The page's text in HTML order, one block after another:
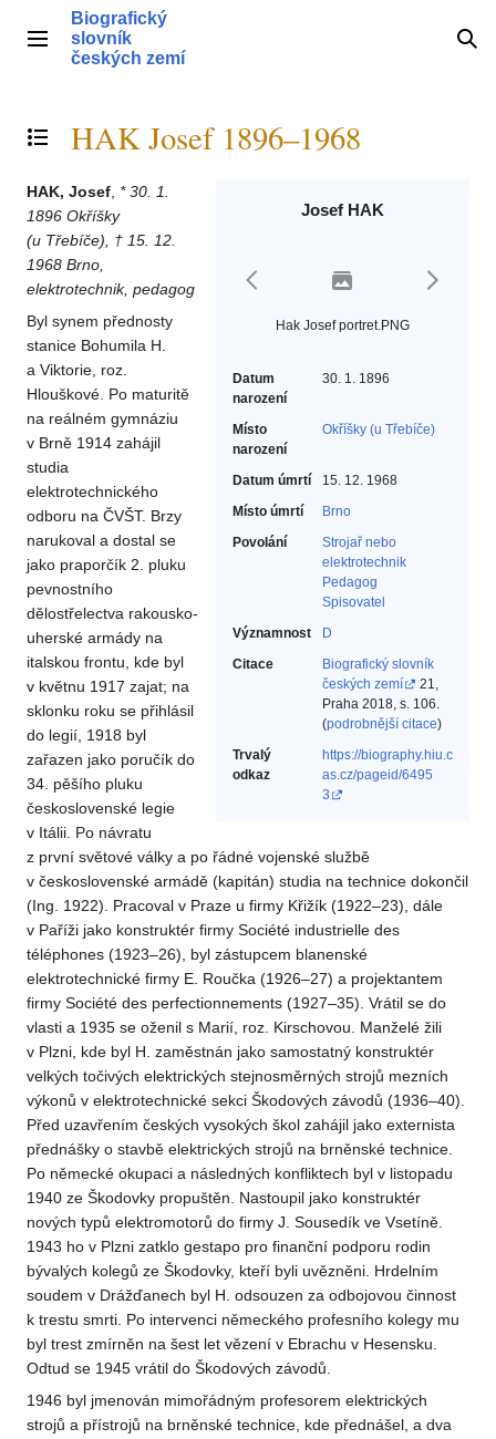
obsahHlavní menu
Biografický
slovník
českých zemí
Přepnout obsah
HAK Josef 1896–1968
Josef HAK
Hak Josef portret.PNG
Datum
narození
30. 1. 1896
Místo
narození
Okříšky (u Třebíče)
Datum úmrtí
15. 12. 1968
Místo úmrtí
Brno
Povolání
Strojař nebo
elektrotechnik‎
Pedagog‎
Spisovatel‎
Významnost
D
Citace
Biografický slovník
českých zemí
21,
Praha 2018, s. 106.
(podrobnější citace)
Trvalý
odkaz
https://biography.hiu.c
as.cz/pageid/6495
3
HAK, Josef * 30. 1.
1896 Okříšky
(u Třebíče), † 15. 12.
1968 Brno,
elektrotechnik, pedagog
Byl synem přednosty
stanice Bohumila H.
a Viktorie, roz.
Hlouškové. Po maturitě
na reálném gymnáziu
v Brně 1914 zahájil
studia
elektrotechnického
odboru na ČVŠT. Brzy
narukoval a dostal se
jako praporčík 2. pluku
pevnostního
dělostřelectva rakousko-
uherské armády na
italskou frontu, kde byl
v květnu 1917 zajat; na
sklonku roku se přihlásil
do legií, 1918 byl
zařazen jako poručík do
34. pěšího pluku
československé legie
v Itálii. Po návratu
z první světové války a po řádné vojenské službě
v československé armádě (kapitán) studia na technice dokončil
(Ing. 1922). Pracoval v Praze u firmy Křižík (1922–23), dále
v Paříži jako konstruktér firmy Société industrielle des
téléphones (1923–26), byl zástupcem blanenské
elektrotechnické firmy E. Roučka (1926–27) a projektantem
firmy Société des perfectionnements (1927–35). Vrátil se do
vlasti a 1935 se oženil s Marií, roz. Kirschovou. Manželé žili
v Plzni, kde byl H. zaměstnán jako samostatný konstruktér
velkých točivých elektrických stejnosměrných strojů mezních
výkonů v elektrotechnické sekci Škodových závodů (1936–40).
Před uzavřením českých vysokých škol zahájil jako externista
přednášky o stavbě elektrických strojů na brněnské technice.
Po německé okupaci a následných konfliktech byl v listopadu
1940 ze Škodovky propuštěn. Nastoupil jako konstruktér
nových typů elektromotorů do firmy J. Sousedík ve Vsetíně.
1943 ho v Plzni zatklo gestapo pro finanční podporu rodin
bývalých kolegů ze Škodovky, kteří byli uvězněni. Hrdelním
soudem v Drážďanech byl H. odsouzen za odbojovou činnost
k trestu smrti. Po intervenci německého profesního kolegy mu
byl trest zmírněn na šest let vězení v Ebrachu v Hesensku.
Odtud se 1945 vrátil do Škodových závodů.
1946 byl jmenován mimořádným profesorem elektrických
strojů a přístrojů na brněnské technice, kde přednášel, a dva